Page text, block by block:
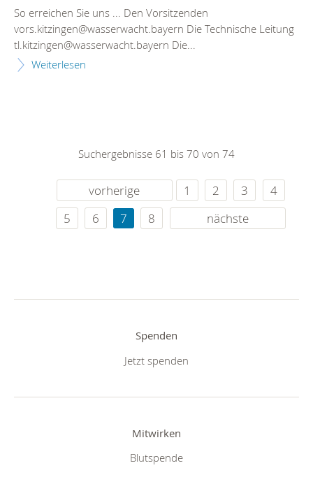
So erreichen Sie uns ... Den Vorsitzenden
vors.kitzingen@wasserwacht.bayern Die Technische Leitung
tl.kitzingen@wasserwacht.bayern Die...
Weiterlesen
Suchergebnisse 61 bis 70 von 74
vorherige 1 2 3
4
5
6 7 8 nächste
Spenden
Jetzt spenden
Mitwirken
Blutspende